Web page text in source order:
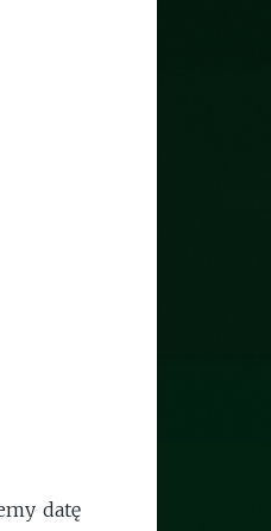
datę